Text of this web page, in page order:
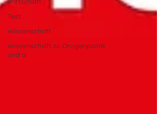
Test
Wissenschaft
Wissenschaft zu Drogenpolitik
und a